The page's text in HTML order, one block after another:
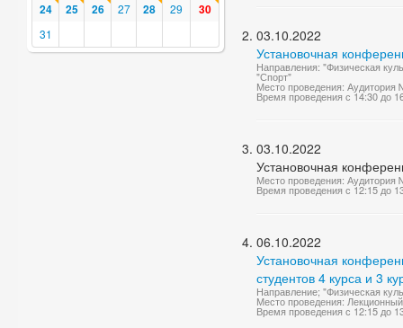
24
25 26 27 28 29 30
31
03.10.2022
Установочная
Направления: "Физическая
"Спорт"
Место проведения:
Время проведения с 14:30 до
03.10.2022
Установочная
Место проведения:
Время проведения с 12:15 до
06.10.2022
Установочная
студентов 4 курса и 3
Направление; "Физическая
Место проведения:
Время проведения с 12:15 до